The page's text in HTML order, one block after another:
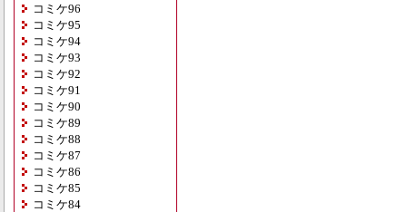
コミケ96
コミケ95
コミケ94
コミケ93
コミケ92
コミケ91
コミケ90
コミケ89
コミケ88
コミケ87
コミケ86
コミケ85
コミケ84